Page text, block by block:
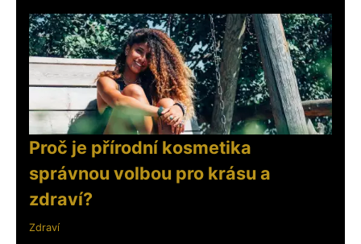
Proč je přírodní kosmetika
správnou volbou pro krásu a
zdraví?
Zdraví